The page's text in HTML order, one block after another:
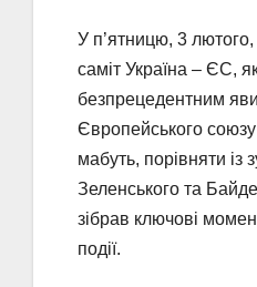
У п’ятницю, 3
саміт Україна – ЄС,
безпрецедентним
Європейського
мабуть, порівняти із
Зеленського та
зібрав ключові
події.